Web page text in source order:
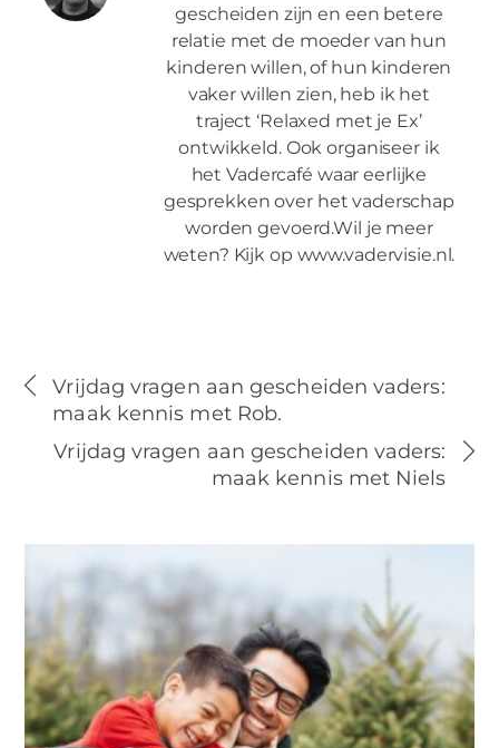
gescheiden zijn en een betere
relatie met de moeder van hun
kinderen willen, of hun kinderen
vaker willen zien, heb ik het
traject ‘Relaxed met je Ex’
ontwikkeld. Ook organiseer ik
het Vadercafé waar eerlijke
gesprekken over het vaderschap
worden gevoerd.Wil je meer
weten? Kijk op www.vadervisie.nl.
Vrijdag vragen aan gescheiden vaders:
maak kennis met Rob.
Vrijdag vragen aan gescheiden vaders:
maak kennis met Niels